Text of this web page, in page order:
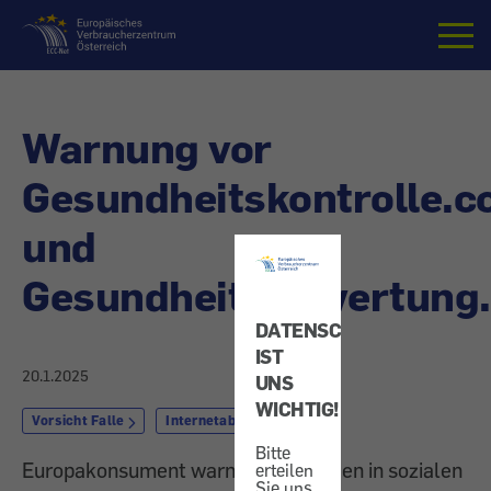
DATENSCHUTZ
IST
UNS
WICHTIG!
Bitte
erteilen
Startseite
Warnung vor
und
20.1.2025
Vorsicht Falle Internetabzocke
Europakonsument warnt vor Anzeigen in sozialen